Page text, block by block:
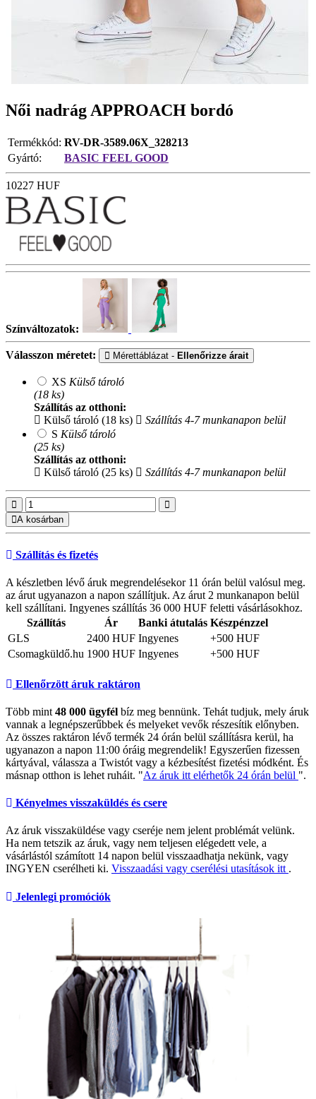
Női nadrág APPROACH bordó
Termékkód: RV-DR-3589.06X_328213
Gyártó:
BASIC FEEL GOOD
10227 HUF
Színváltozatok:
Válasszon méretet: Mérettáblázat - Ellenőrizze árait
XS Külső tároló
(18 ks)
Szállítás az otthoni:
Külső tároló (18 ks)
Szállítás 4-7 munkanapon belül
S Külső tároló
(25 ks)
Szállítás az otthoni:
Külső tároló (25 ks)
Szállítás 4-7 munkanapon belül
A kosárban
Szállítás és fizetés
A készletben lévő áruk megrendelésekor 11 órán belül valósul meg.
az árut ugyanazon a napon szállítjuk. Az árut 2 munkanapon belül
kell szállítani. Ingyenes szállítás 36 000 HUF feletti vásárlásokhoz.
Szállítás
Ár Banki átutalás Készpénzzel
GLS
2400 HUF Ingyenes
+500 HUF
Csomagküldő.hu 1900 HUF Ingyenes +500 HUF
Ellenőrzött áruk raktáron
Több mint 48 000 ügyfél bíz meg bennünk. Tehát tudjuk, mely áruk
vannak a legnépszerűbbek és melyeket vevők részesítik előnyben.
Az összes raktáron lévő termék 24 órán belül szállításra kerül, ha
ugyanazon a napon 11:00 óráig megrendelik! Egyszerűen fizessen
kártyával, válassza a Twistót vagy a kézbesítést fizetési módként. És
másnap otthon is lehet ruháit. "Az áruk itt elérhetők 24 órán belül ".
Kényelmes visszaküldés és csere
Az áruk visszaküldése vagy cseréje nem jelent problémát velünk.
Ha nem tetszik az áruk, vagy nem teljesen elégedett vele, a
vásárlástól számított 14 napon belül visszaadhatja nekünk, vagy
INGYEN cserélheti ki. Visszaadási vagy cserélési utasítások itt .
Jelenlegi promóciók